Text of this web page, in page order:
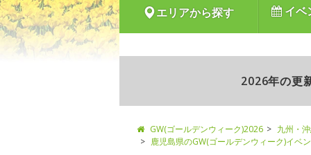
エリアから探す イベ
2026年の更
GW(ゴールデンウィーク)2026
九州・
鹿児島県のGW(ゴールデンウィーク)イベ